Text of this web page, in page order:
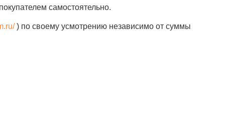
самостоятельно.
) по своему усмотрению независимо от суммы